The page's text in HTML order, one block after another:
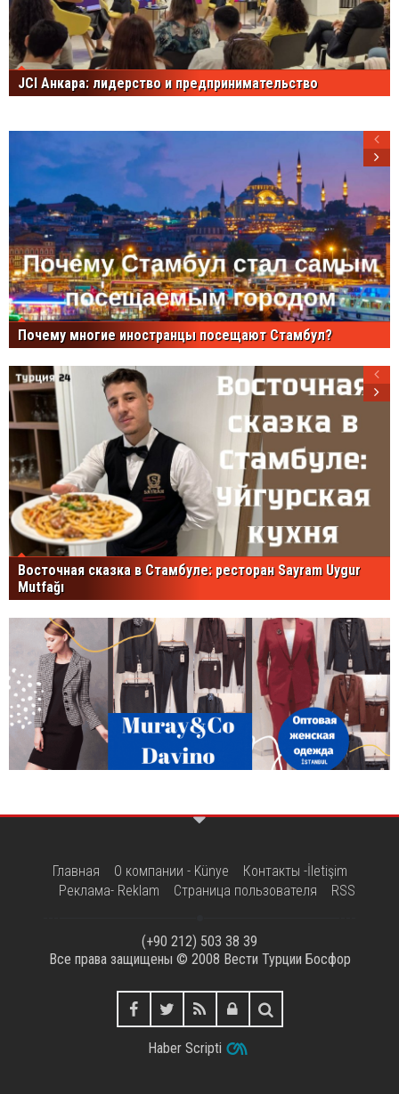
JCI Анкара: лидерство и предпринимательство
Почему многие иностранцы посещают Стамбул?
Восточная сказка в Стамбуле: ресторан Sayram Uygur
Mutfağı
Главная О компании - Künye
Контакты -İletişim
Реклама- Reklam
Страница пользователя RSS
(+90 212) 503 38 39
Все права защищены © 2008 Вести Турции Босфор
Haber Scripti